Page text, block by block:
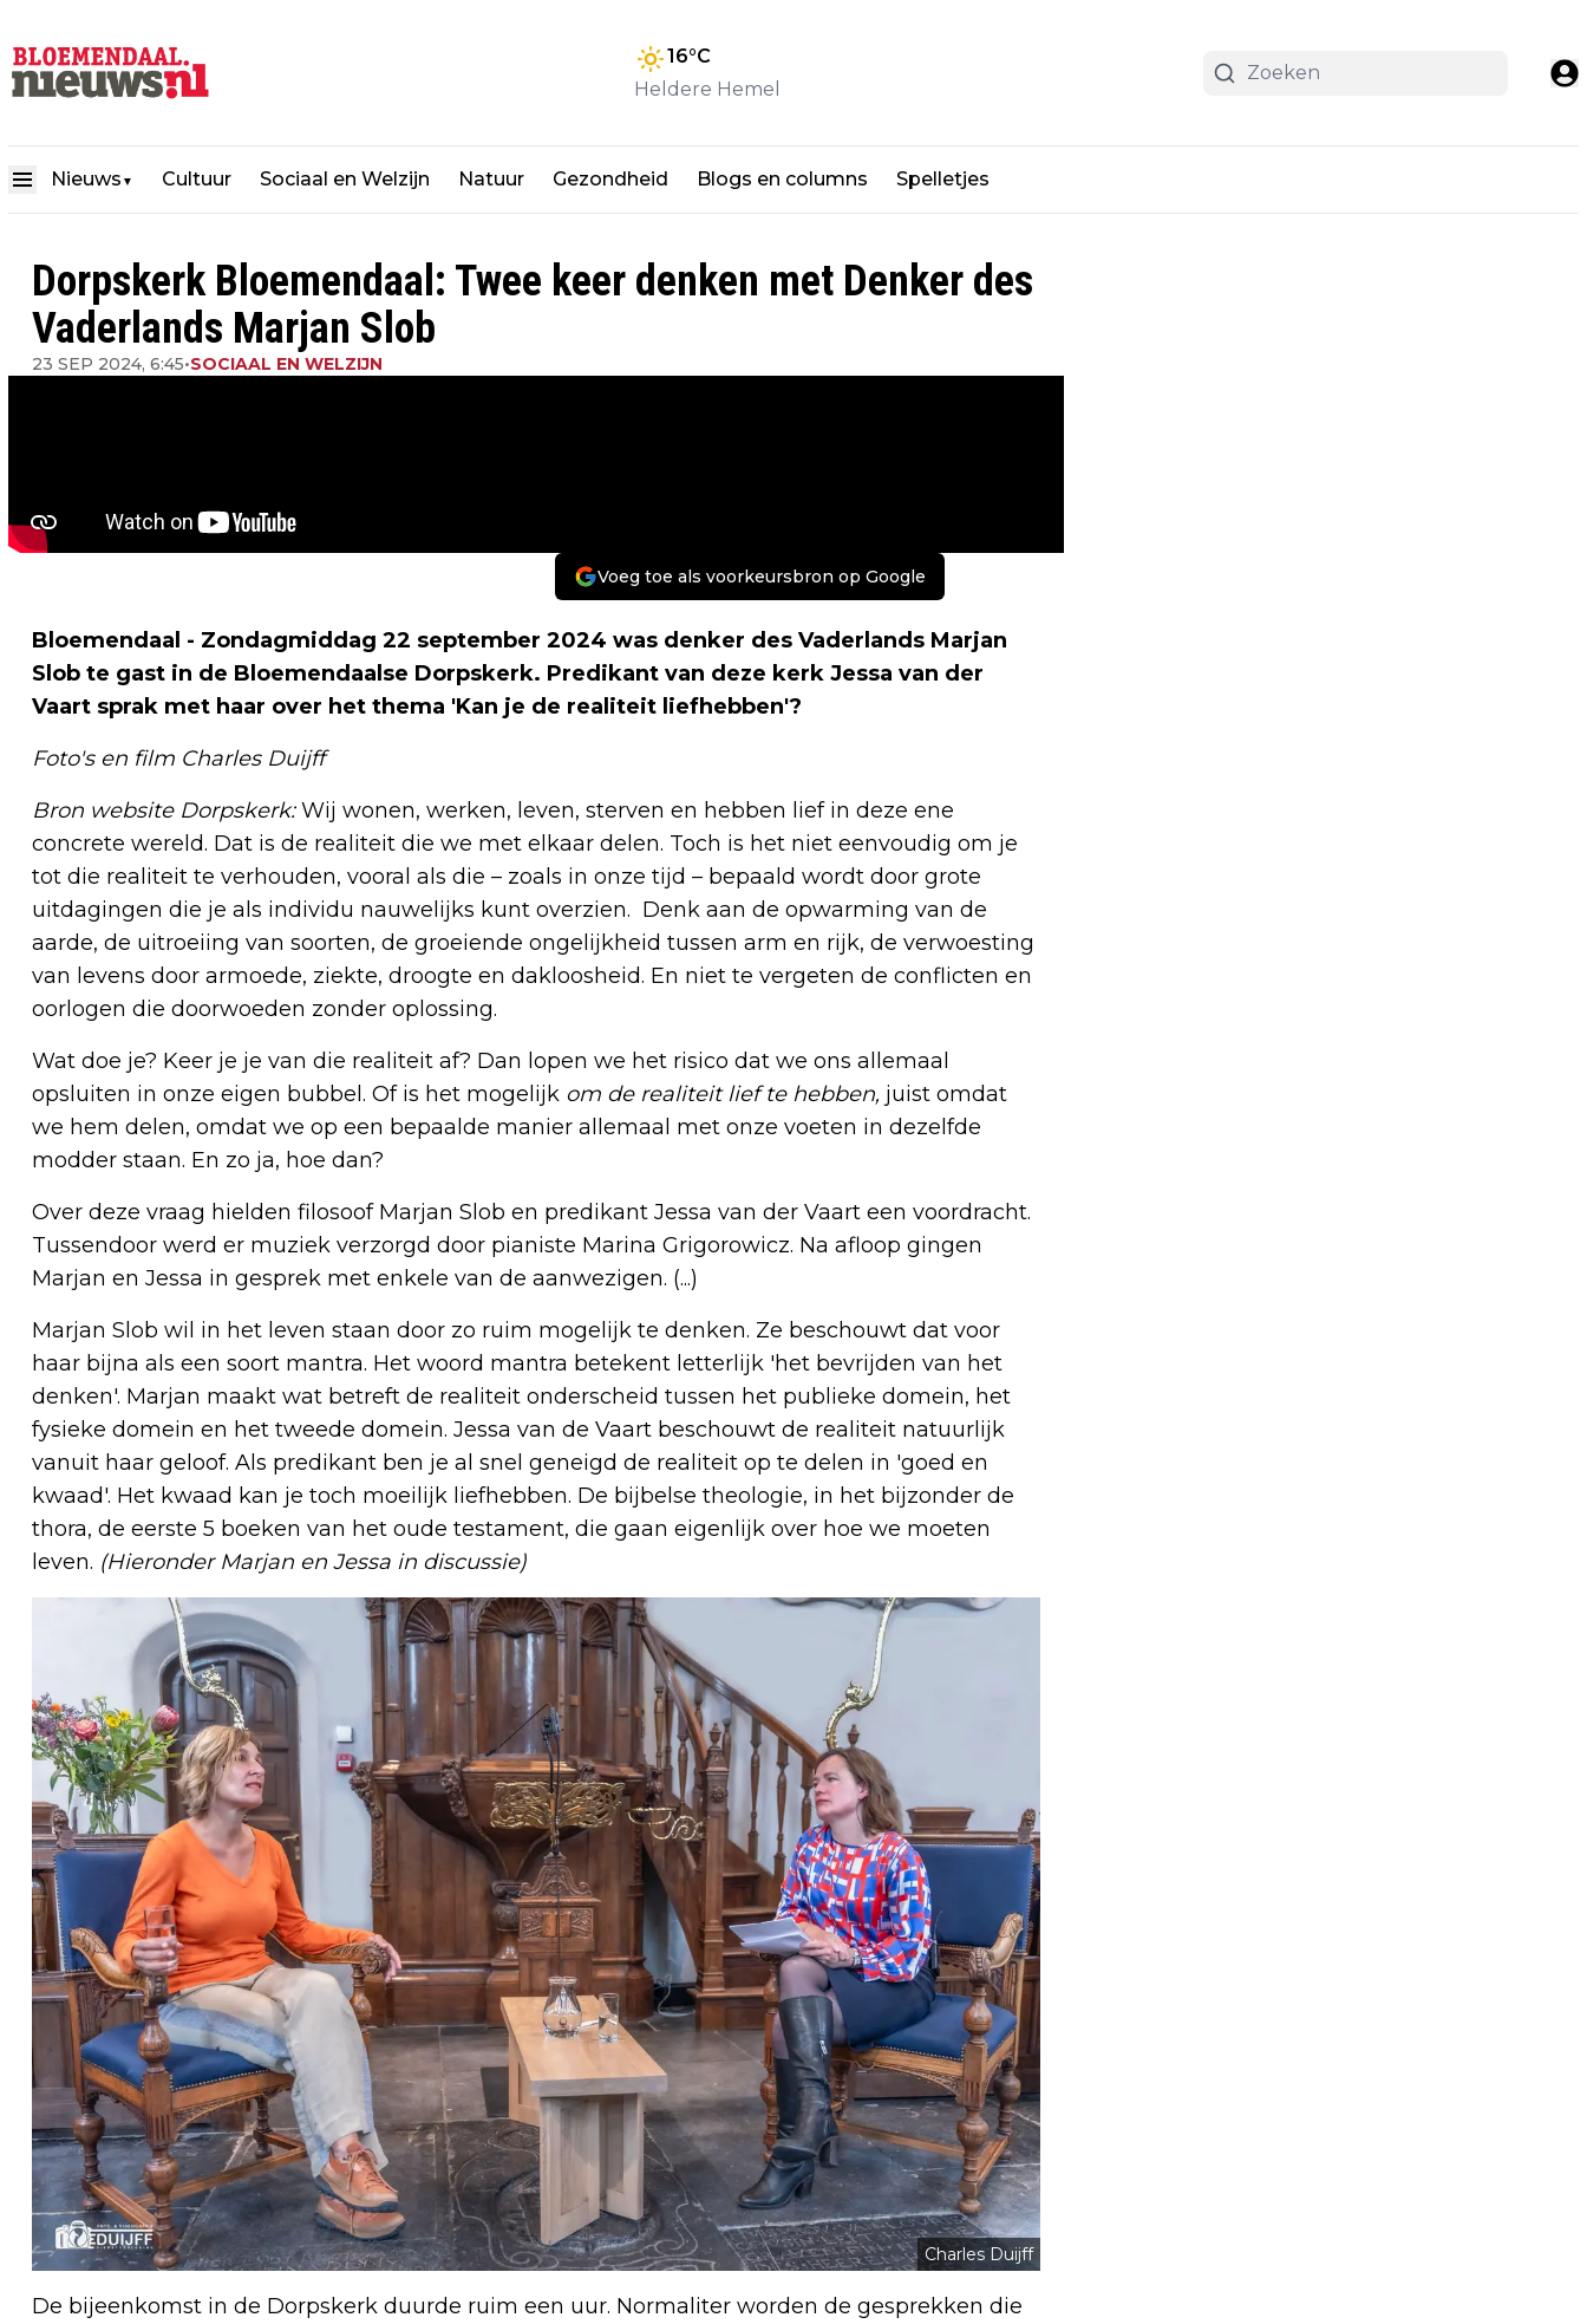
16°C
Heldere Hemel
Nieuws ▼ Cultuur Sociaal en Welzijn Natuur Gezondheid Blogs en columns Spelletjes
Dorpskerk Bloemendaal: Twee keer denken met Denker des
Vaderlands Marjan Slob
23 SEP 2024, 6:45•SOCIAAL EN WELZIJN
Voeg toe als voorkeursbron op Google
Bloemendaal - Zondagmiddag 22 september 2024 was denker des Vaderlands Marjan
Slob te gast in de Bloemendaalse Dorpskerk. Predikant van deze kerk Jessa van der
Vaart sprak met haar over het thema 'Kan je de realiteit liefhebben'?
Foto's en film Charles Duijff
Bron website Dorpskerk:Wij wonen, werken, leven, sterven en hebben lief in deze ene
concrete wereld. Dat is de realiteit die we met elkaar delen. Toch is het niet eenvoudig om je
tot die realiteit te verhouden, vooral als die – zoals in onze tijd – bepaald wordt door grote
uitdagingen die je als individu nauwelijks kunt overzien. Denk aan de opwarming van de
aarde, de uitroeiing van soorten, de groeiende ongelijkheid tussen arm en rijk, de verwoesting
van levens door armoede, ziekte, droogte en dakloosheid. En niet te vergeten de conflicten en
oorlogen die doorwoeden zonder oplossing.
Wat doe je? Keer je je van die realiteit af? Dan lopen we het risico dat we ons allemaal
opsluiten in onze eigen bubbel. Of is het mogelijk om de realiteit lief te hebben, juist omdat
we hem delen, omdat we op een bepaalde manier allemaal met onze voeten in dezelfde
modder staan. En zo ja, hoe dan?
Over deze vraag hielden filosoof Marjan Slob en predikant Jessa van der Vaart een voordracht.
Tussendoor werd er muziek verzorgd door pianiste Marina Grigorowicz. Na afloop gingen
Marjan en Jessa in gesprek met enkele van de aanwezigen. (...)
Marjan Slob wil in het leven staan door zo ruim mogelijk te denken. Ze beschouwt dat voor
haar bijna als een soort mantra. Het woord mantra betekent letterlijk 'het bevrijden van het
denken'. Marjan maakt wat betreft de realiteit onderscheid tussen het publieke domein, het
fysieke domein en het tweede domein. Jessa van de Vaart beschouwt de realiteit natuurlijk
vanuit haar geloof. Als predikant ben je al snel geneigd de realiteit op te delen in 'goed en
kwaad'. Het kwaad kan je toch moeilijk liefhebben. De bijbelse theologie, in het bijzonder de
thora, de eerste 5 boeken van het oude testament, die gaan eigenlijk over hoe we moeten
leven. (Hieronder Marjan en Jessa in discussie)
Charles Duijff
De bijeenkomst in de Dorpskerk duurde ruim een uur. Normaliter worden de gesprekken die